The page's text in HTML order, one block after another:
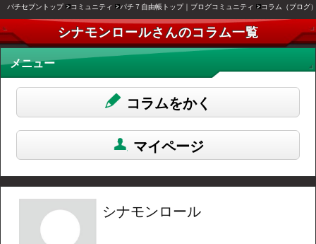
パチセブントップ コミュニティ パチ７自由帳トップ｜ブログコミュニティ コラム（ブログ
シナモンロールさんのコラム一覧
メニュー
コラムをかく
マイページ
シナモンロール